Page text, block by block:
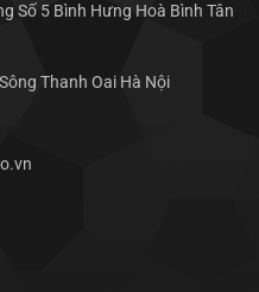
Số 5 Bình Hưng Hoà Bình Tân
Thanh Oai Hà Nội